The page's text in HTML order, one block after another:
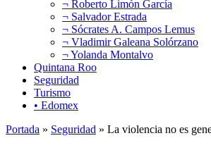
¬ Roberto Limón García
¬ Salvador Estrada
¬ Sócrates A. Campos Lemus
¬ Vladimir Galeana Solórzano
¬ Yolanda Montalvo
Quintana Roo
Seguridad
Turismo
• Edomex
Portada » Seguridad » La violencia no es